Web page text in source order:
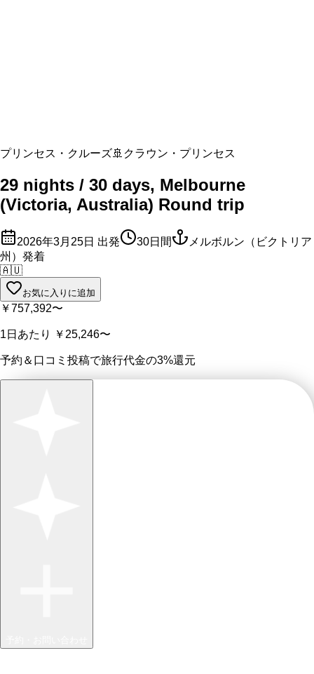
プリンセス・クルーズ🚢 クラウン・プリンセス
29 nights / 30 days, Melbourne
(Victoria, Australia) Round trip
2026年3月25日 出発 30日間
メルボルン（ビクトリア
州）発着
🇦🇺
お気に入りに追加
￥757,392〜
1日あたり ￥25,246〜
予約＆口コミ投稿で旅行代金の3%還元